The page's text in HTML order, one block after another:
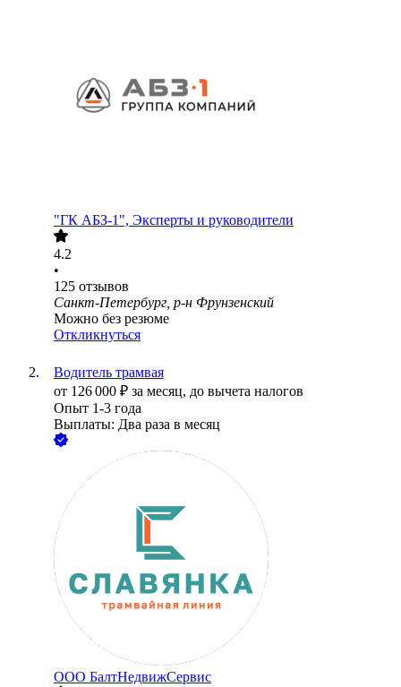
"ГК АБЗ-1", Эксперты и руководители
4.2
•
125 отзывов
Санкт-Петербург, р-н Фрунзенский
Можно без резюме
Откликнуться
Водитель трамвая
от 126 000 ₽ за месяц, до вычета налогов
Опыт 1-3 года
Выплаты: Два раза в месяц
ООО БалтНедвижСервис